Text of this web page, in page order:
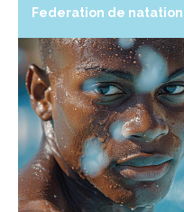
Federation de natation